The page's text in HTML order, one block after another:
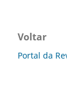
Voltar
Portal da